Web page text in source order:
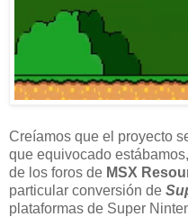
Creíamos que el proyecto
que equivocado
de los foros de MSX
particular conversión de
plataformas de Super